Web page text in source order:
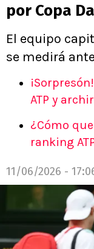
por Copa
El equipo
se medirá
ATP y
¿Cómo
ranking
11/06/2026 -